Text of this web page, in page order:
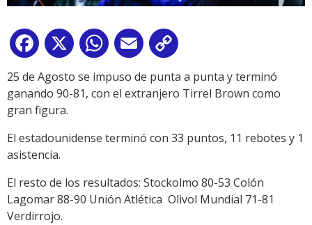
Facebook
X WhatsApp
Email
Link
25 de Agosto se impuso de punta a punta y terminó
ganando 90-81, con el extranjero Tirrel Brown como
gran figura.
El estadounidense terminó con 33 puntos, 11 rebotes y 1
asistencia.
El resto de los resultados: Stockolmo 80-53 Colón
Lagomar 88-90 Unión Atlética Olivol Mundial 71-81
Verdirrojo.